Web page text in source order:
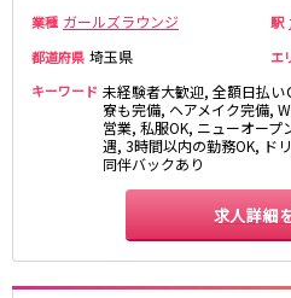
業種 ガールズラウンジ 駅
都道府県 埼玉県 エ
キーワード 未経験者大歓迎, 全額日払
寮も完備, ヘアメイク完備,
営業, 私服OK, ニューオー
遇, 3時間以内の勤務OK, ド
同伴バックあり
求人詳細
東陽町・門前仲町
府中
高円寺
国分
亀有・金町
新宿
明大前・烏山
菊川・瑞江
高田
大泉
船橋駅
秋葉
中野駅
本八
西船橋駅
津田
亀戸駅
小岩
高円寺駅
荻窪駅
阿佐
新小
稲毛